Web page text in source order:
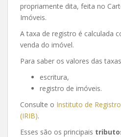
propriamente dita, feita no
Imóveis.
A taxa de registro é calculada
venda do imóvel.
Para saber os valores das
escritura,
registro de imóveis.
Consulte o Instituto de
(IRIB).
Esses são os principais